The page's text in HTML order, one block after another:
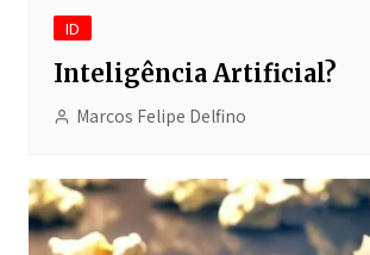
ID
Inteligência Artificial?
Marcos Felipe Delfino